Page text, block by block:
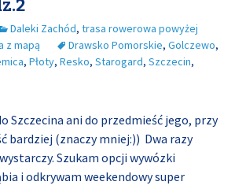
Daleki Zachód, trasa rowerowa powyżej
z mapą Drawsko Pomorskie, Golczewo,
, Płoty, Resko, Starogard, Szczecin,
Szczecina ani do przedmieść jego, przy
bardziej (znaczy mniej:)) Dwa razy
Szukam opcji wywózki
i odkrywam weekendowy super